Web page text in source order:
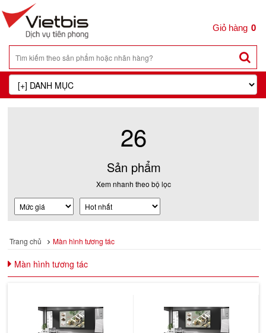
0
26
Sản phẩm
Xem nhanh theo bộ lọc
Trang chủ Màn hình tương tác
Màn hình tương tác